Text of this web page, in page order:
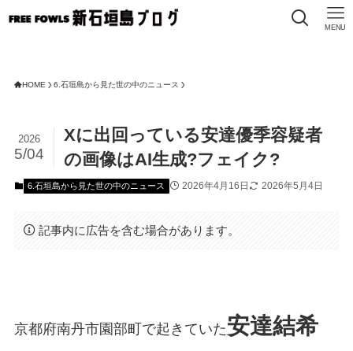
MENU
HOME 6.石垣島から見た世の中のニュース
Xに出回っている安達優季容疑者
の画像はAI生成?フェイク?
2026
5/04
6.石垣島から見た世の中のニュース 2026年4月16日 2026年5月4日
記事内に広告を含む場合があります。
京都府南丹市園部町で起きていた安達結希